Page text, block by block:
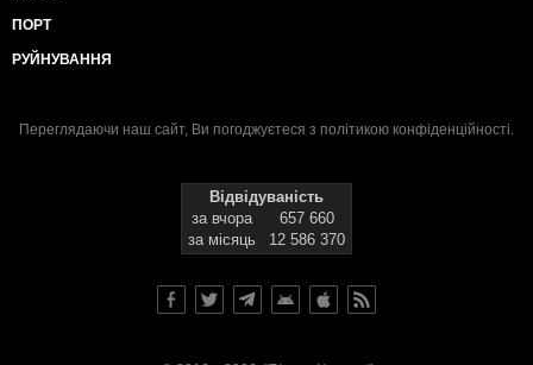
ПОРТ
РУЙНУВАННЯ
Переглядаючи наш сайт, Ви погоджуєтеся з політикою конфіденційності.
Відвідуваність
за вчора
657 660
за місяць
12 586 370